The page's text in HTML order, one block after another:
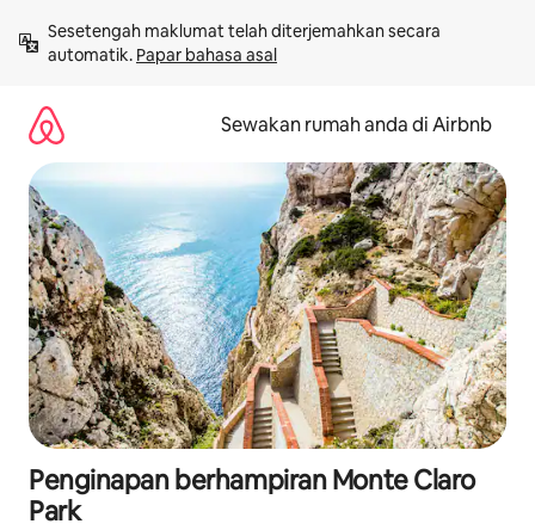
kandungan
Sesetengah maklumat telah diterjemahkan secara
automatik. Papar bahasa asal
Sewakan rumah anda di Airbnb
Penginapan berhampiran Monte Claro
Park